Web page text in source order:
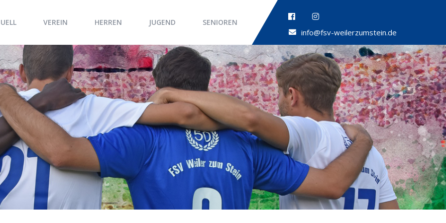
info@fsv-weilerzumstein.de
VEREIN HERREN JUGEND SENIOREN